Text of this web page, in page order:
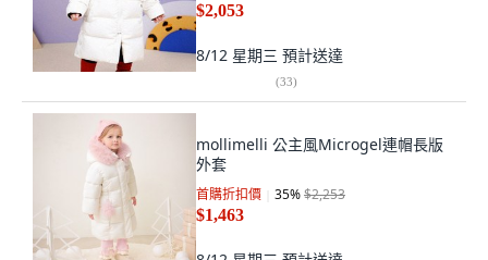
$2,053
8/12 星期三 預計送達
(33)
mollimelli 公主風Microgel連帽長版
外套
首購折扣價 35%$2,253
$1,463